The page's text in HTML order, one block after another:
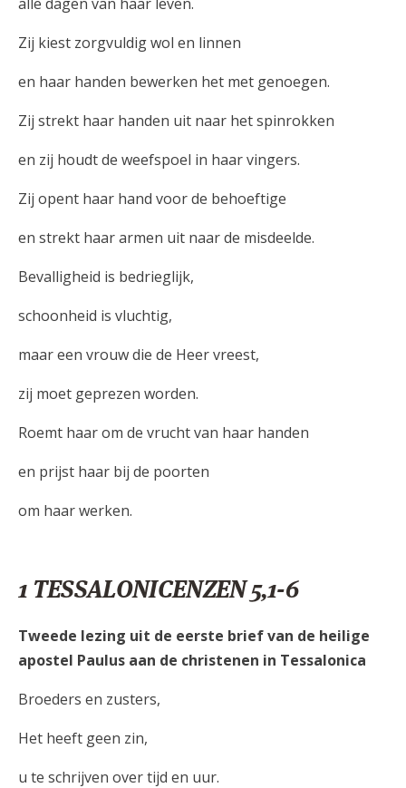
Zij kiest zorgvuldig wol en linnen
en haar handen bewerken het met genoegen.
Zij strekt haar handen uit naar het spinrokken
en zij houdt de weefspoel in haar vingers.
Zij opent haar hand voor de behoeftige
en strekt haar armen uit naar de misdeelde.
Bevalligheid is bedrieglijk,
schoonheid is vluchtig,
maar een vrouw die de Heer vreest,
zij moet geprezen worden.
Roemt haar om de vrucht van haar handen
en prijst haar bij de poorten
om haar werken.
1 TESSALONICENZEN 5,1-6
Tweede lezing uit de eerste brief van de heilige
apostel Paulus aan de christenen in Tessalonica
Broeders en zusters,
Het heeft geen zin,
u te schrijven over tijd en uur.